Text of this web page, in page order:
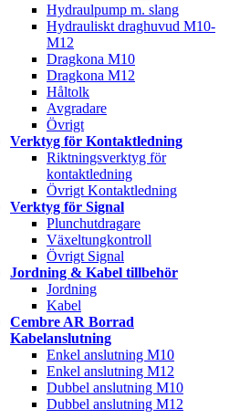
Hydraulpump m. slang
Hydrauliskt draghuvud M10-
M12
Dragkona M10
Dragkona M12
Håltolk
Avgradare
Övrigt
Verktyg för Kontaktledning
Riktningsverktyg för
kontaktledning
Övrigt Kontaktledning
Verktyg för Signal
Plunchutdragare
Växeltungkontroll
Övrigt Signal
Jordning & Kabel tillbehör
Jordning
Kabel
Cembre AR Borrad
Kabelanslutning
Enkel anslutning M10
Enkel anslutning M12
Dubbel anslutning M10
Dubbel anslutning M12